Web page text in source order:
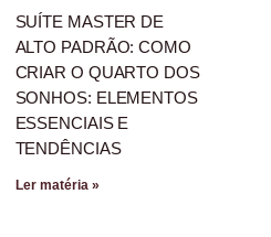
SUÍTE MASTER DE
ALTO PADRÃO: COMO
CRIAR O QUARTO DOS
SONHOS: ELEMENTOS
ESSENCIAIS E
TENDÊNCIAS
Ler matéria »